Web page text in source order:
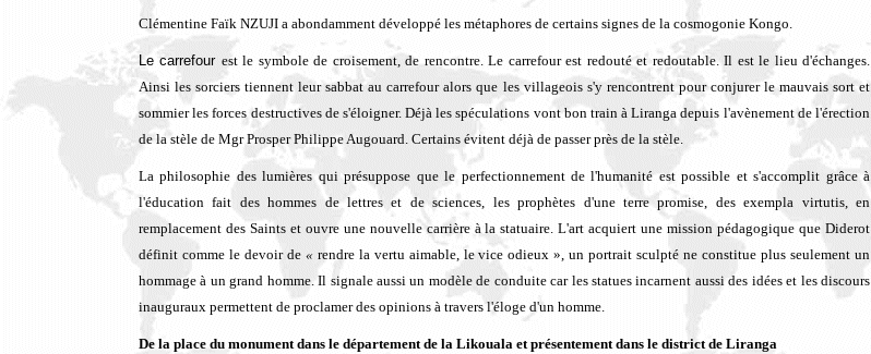
Clémentine Faïk NZUJI a abondamment développé les métaphores de certains signes de la cosmogonie Kongo.
Le carrefour est le symbole de croisement, de rencontre. Le carrefour est redouté et redoutable. Il est le lieu d'échanges.
Ainsi les sorciers tiennent leur sabbat au carrefour alors que les villageois s'y rencontrent pour conjurer le mauvais sort et
sommier les forces destructives de s'éloigner. Déjà les spéculations vont bon train à Liranga depuis l'avènement de l'érection
de la stèle de Mgr Prosper Philippe Augouard. Certains évitent déjà de passer près de la stèle.
La philosophie des lumières qui présuppose que le perfectionnement de l'humanité est possible et s'accomplit grâce à
l'éducation fait des hommes de lettres et de sciences, les prophètes d'une terre promise, des exempla virtutis, en
remplacement des Saints et ouvre une nouvelle carrière à la statuaire. L'art acquiert une mission pédagogique que Diderot
définit comme le devoir de « rendre la vertu aimable, le vice odieux », un portrait sculpté ne constitue plus seulement un
hommage à un grand homme. Il signale aussi un modèle de conduite car les statues incarnent aussi des idées et les discours
inauguraux permettent de proclamer des opinions à travers l'éloge d'un homme.
De la place du monument dans le département de la Likouala et présentement dans le district de Liranga